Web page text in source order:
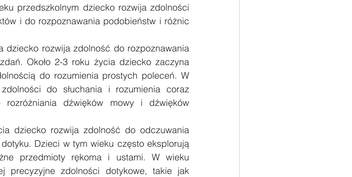
przedszkolnym dziecko rozwija zdolności
i do rozpoznawania podobieństw i różnic
dziecko rozwija zdolność do rozpoznawania
Około 2-3 roku życia dziecko zaczyna
do rozumienia prostych poleceń. W
do słuchania i rozumienia coraz
dźwięków mowy i dźwięków
dziecko rozwija zdolność do odczuwania
Dzieci w tym wieku często eksplorują
przedmioty rękoma i ustami. W wieku
precyzyjne zdolności dotykowe, takie jak